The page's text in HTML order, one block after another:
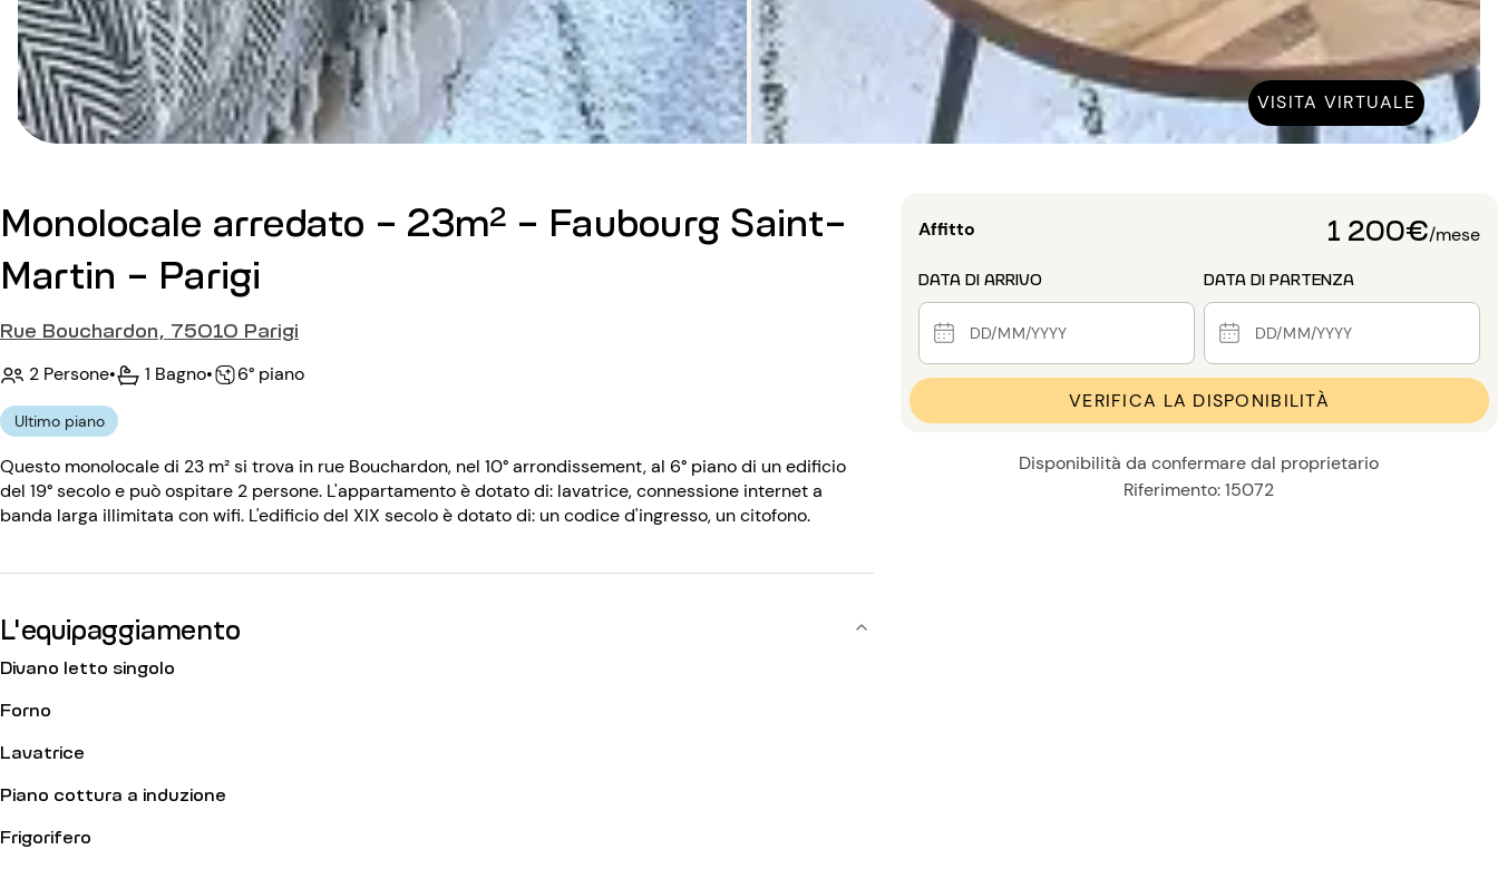
VISITA VIRTUALE
Monolocale arredato - 23m² - Faubourg Saint-
Martin - Parigi
Rue Bouchardon, 75010 Parigi
2 Persone• 1 Bagno• 6° piano
Ultimo piano
Questo monolocale di 23 m² si trova in rue Bouchardon, nel 10° arrondissement, al 6° piano di un edificio
del 19° secolo e può ospitare 2 persone. L'appartamento è dotato di: lavatrice, connessione internet a
banda larga illimitata con wifi. L'edificio del XIX secolo è dotato di: un codice d'ingresso, un citofono.
L'equipaggiamento
Divano letto singolo
Forno
Lavatrice
Piano cottura a induzione
Frigorifero
Affitto 1 200€/mese
DATA DI ARRIVO DATA DI PARTENZA
VERIFICA LA DISPONIBILITÀ
Disponibilità da confermare dal proprietario
Riferimento: 15072